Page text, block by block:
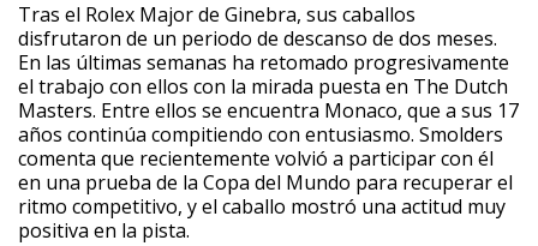
Tras el Rolex Major de Ginebra, sus caballos
disfrutaron de un periodo de descanso de dos meses.
En las últimas semanas ha retomado progresivamente
el trabajo con ellos con la mirada puesta en The Dutch
Masters. Entre ellos se encuentra Monaco, que a sus 17
años continúa compitiendo con entusiasmo. Smolders
comenta que recientemente volvió a participar con él
en una prueba de la Copa del Mundo para recuperar el
ritmo competitivo, y el caballo mostró una actitud muy
positiva en la pista.